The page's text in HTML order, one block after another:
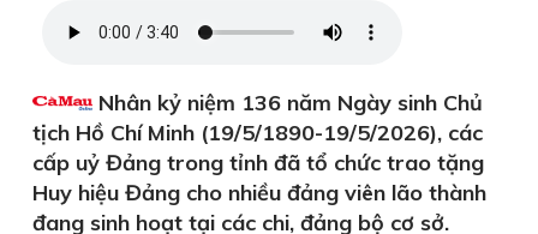
Nhân kỷ niệm 136 năm Ngày sinh Chủ
tịch Hồ Chí Minh (19/5/1890-19/5/2026), các
cấp uỷ Đảng trong tỉnh đã tổ chức trao tặng
Huy hiệu Đảng cho nhiều đảng viên lão thành
đang sinh hoạt tại các chi, đảng bộ cơ sở.